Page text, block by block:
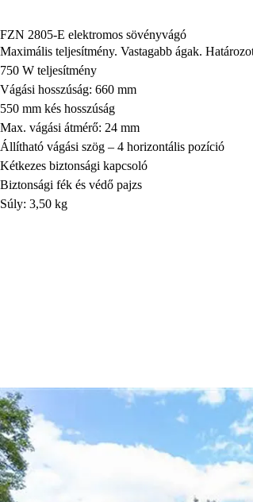
FZN 2805-E elektromos sövényvágó
Maximális teljesítmény. Vastagabb ágak.
750 W teljesítmény
Vágási hosszúság: 660 mm
550 mm kés hosszúság
Max. vágási átmérő: 24 mm
Állítható vágási szög – 4 horizontális pozíció
Kétkezes biztonsági kapcsoló
Biztonsági fék és védő pajzs
Súly: 3,50 kg